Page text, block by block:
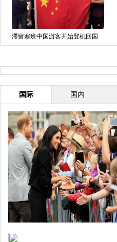
滞留塞班中国游客开始登机回国
国际 国内